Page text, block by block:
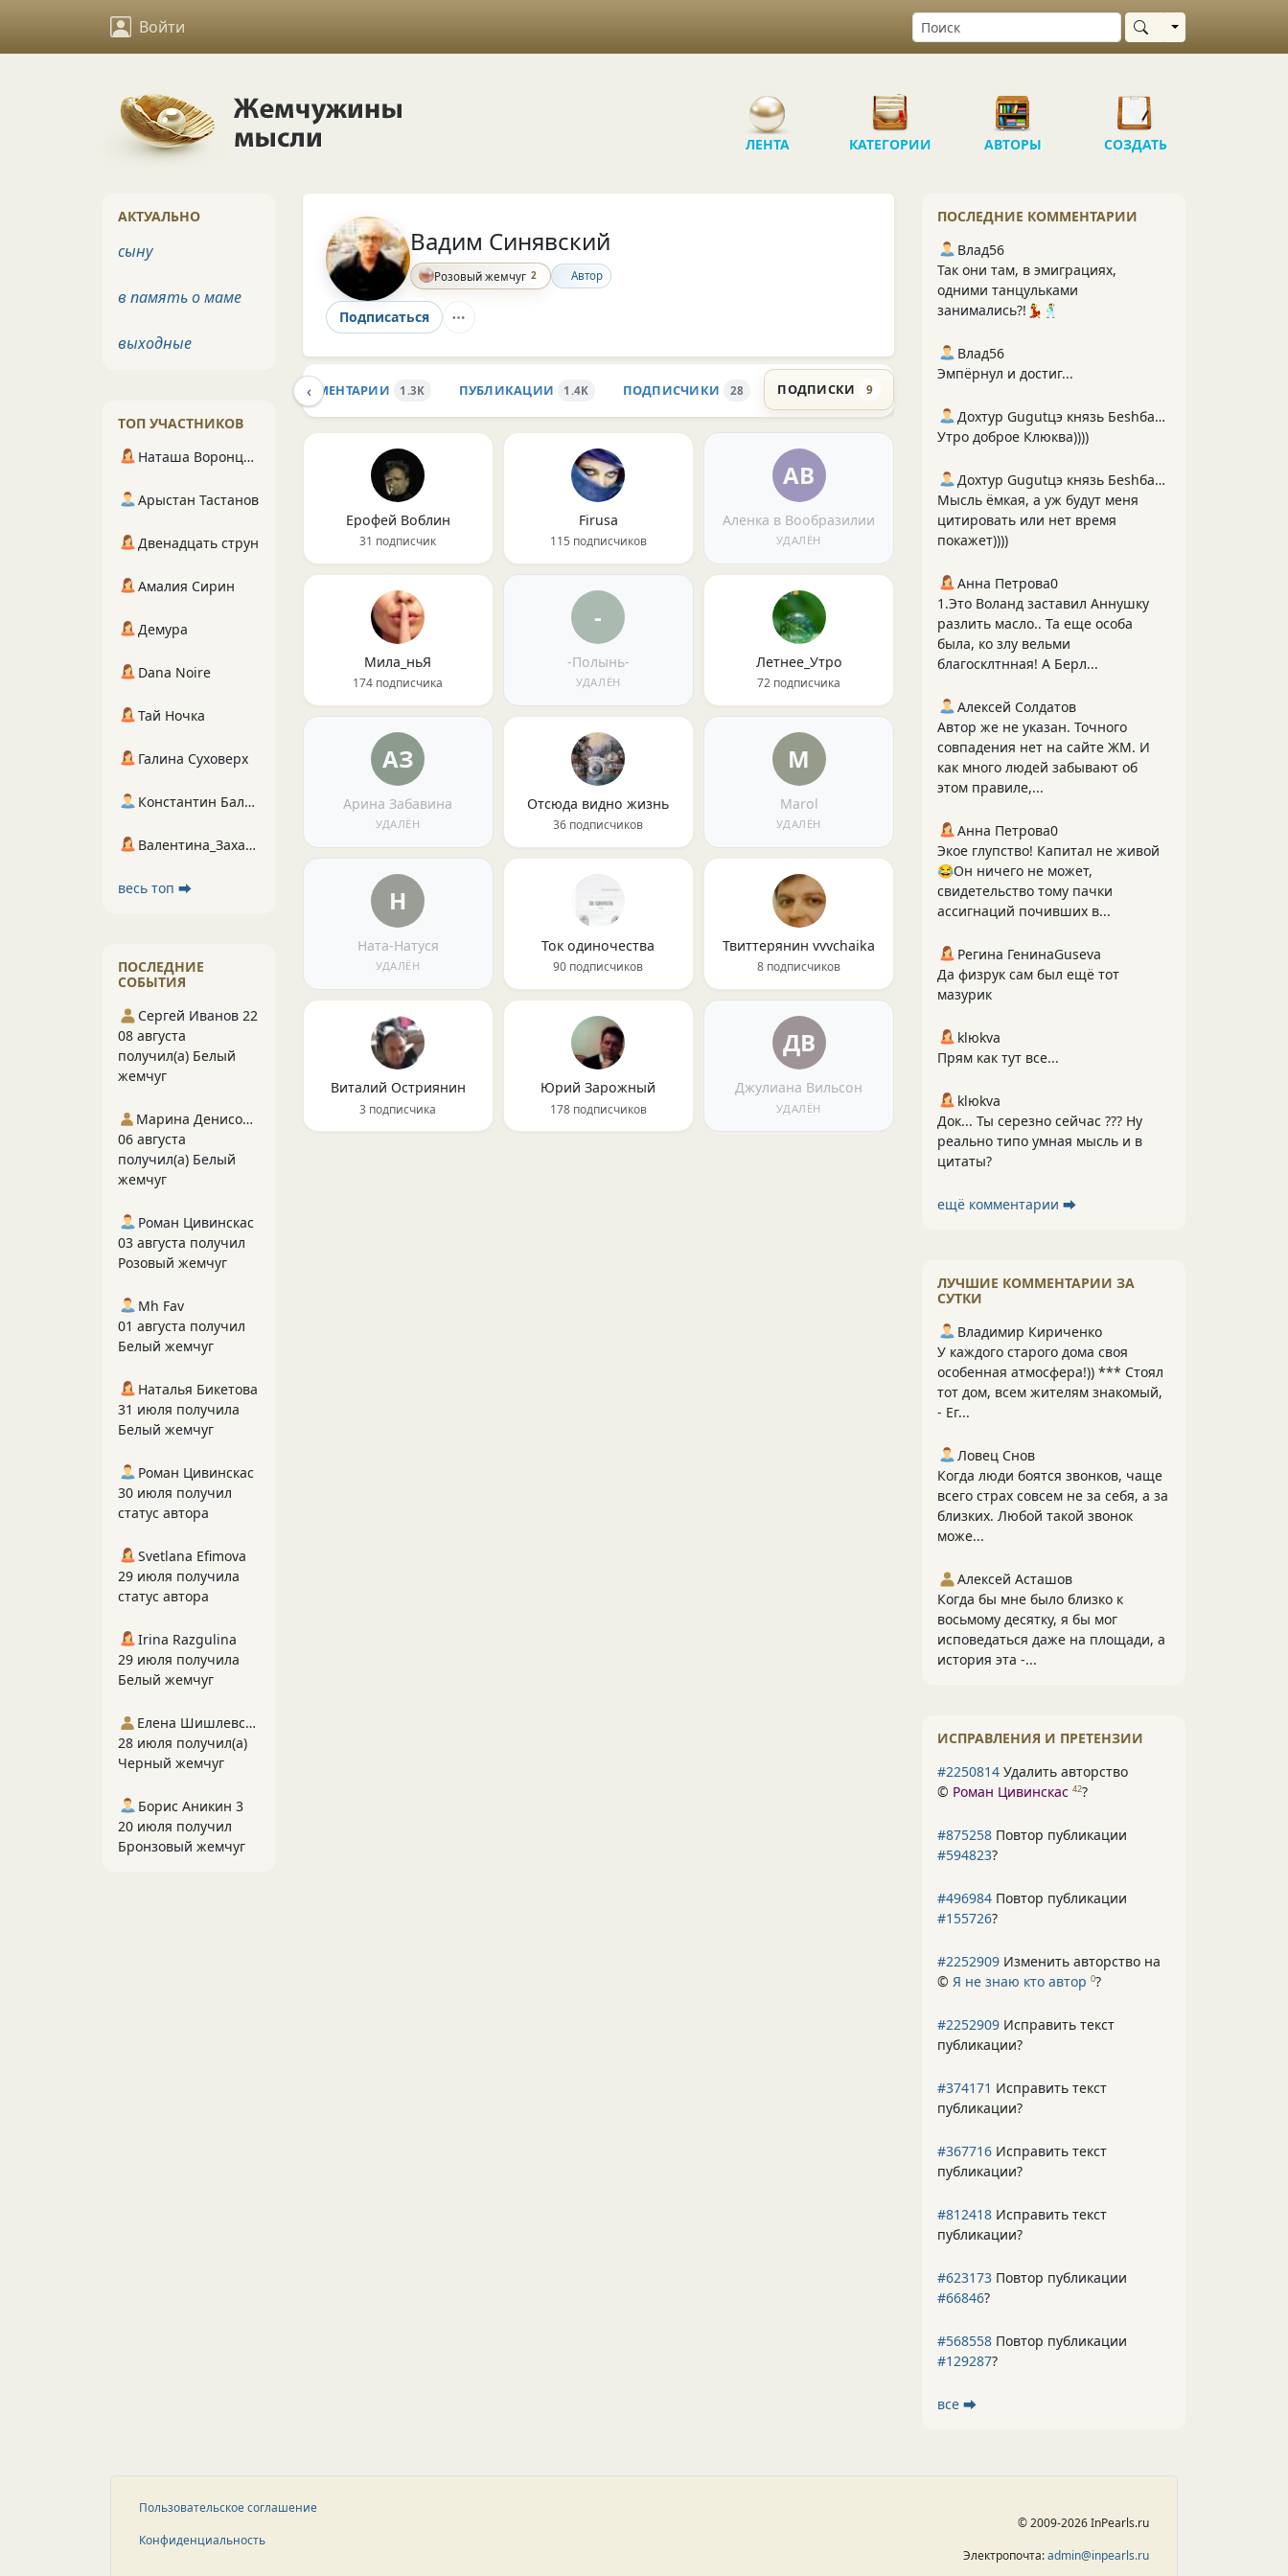
Войти Выбрать область
ЛЕНТА КАТЕГОРИИ АВТОРЫ СОЗДАТЬ
Вадим Синявский
Розовый жемчуг 2 Автор
Подписаться
КОММЕНТАРИИ 1.3K ПУБЛИКАЦИИ 1.4K ПОДПИСЧИКИ 28 ПОДПИСКИ 9
‹
Ерофей Воблин
31 подписчик
Firusa
115 подписчиков
АВ
Аленка в Вообразилии
УДАЛЁН
Мила_ньЯ
174 подписчика
-
-Полынь-
УДАЛЁН
Летнее_Утро
72 подписчика
АЗ
Арина Забавина
УДАЛЁН
Отсюда видно жизнь
36 подписчиков
М
Маrol
УДАЛЁН
Н
Ната-Натуся
УДАЛЁН
Ток одиночества
90 подписчиков
Твиттерянин vvvchaika
8 подписчиков
Виталий Остриянин
3 подписчика
Юрий Зарожный
178 подписчиков
ДВ
Джулиана Вильсон
УДАЛЁН
ПОСЛЕДНИЕ КОММЕНТАРИИ
Влад56
Так они там, в эмиграциях,
одними танцульками
занимались?!💃🕺
Влад56
Эмпёрнул и достиг...
Дохтур Gugutцэ князь Беshбармакоff
Утро доброе Клюква))))
Дохтур Gugutцэ князь Беshбармакоff
Мысль ёмкая, а уж будут меня
цитировать или нет время
покажет))))
Анна Петрова0
1.Это Воланд заставил Аннушку
разлить масло.. Та еще особа
была, ко злу вельми
благосклтнная! А Берл...
Алексей Солдатов
Автор же не указан. Точного
совпадения нет на сайте ЖМ. И
как много людей забывают об
этом правиле,...
Анна Петрова0
Экое глупство! Капитал не живой
😂Он ничего не может,
свидетельство тому пачки
ассигнаций почивших в...
Регина ГенинаGuseva
Да физрук сам был ещё тот
мазурик
klюkva
Прям как тут все...
klюkva
Док... Ты серезно сейчас ??? Ну
реально типо умная мысль и в
цитаты?
ещё комментарии ⮕
ЛУЧШИЕ КОММЕНТАРИИ ЗА
СУТКИ
Владимир Кириченко
У каждого старого дома своя
особенная атмосфера!)) *** Стоял
тот дом, всем жителям знакомый,
- Ег...
Ловец Снов
Когда люди боятся звонков, чаще
всего страх совсем не за себя, а за
близких. Любой такой звонок
може...
Алексей Асташов
Когда бы мне было близко к
восьмому десятку, я бы мог
исповедаться даже на площади, а
история эта -...
ИСПРАВЛЕНИЯ И ПРЕТЕНЗИИ
#2250814 Удалить авторство
© Роман Цивинскас 42?
#875258 Повтор публикации
#594823?
#496984 Повтор публикации
#155726?
#2252909 Изменить авторство на
© Я не знаю кто автор 0?
#2252909 Исправить текст
публикации?
#374171 Исправить текст
публикации?
#367716 Исправить текст
публикации?
#812418 Исправить текст
публикации?
#623173 Повтор публикации
#66846?
#568558 Повтор публикации
#129287?
все ⮕
АКТУАЛЬНО
сыну
в память о маме
выходные
ТОП УЧАСТНИКОВ
Наташа Воронцова
Арыстан Тастанов
Двенадцать струн
Амалия Сирин
Демура
Dana Noire
Тай Ночка
Галина Суховерх
Константин Балухта
Валентина_Захарова
весь топ ⮕
ПОСЛЕДНИЕ
СОБЫТИЯ
Сергей Иванов 22
08 августа
получил(а) Белый
жемчуг
Марина Денисова 5
06 августа
получил(а) Белый
жемчуг
Роман Цивинскас
03 августа получил
Розовый жемчуг
Mh Fav
01 августа получил
Белый жемчуг
Наталья Бикетова
31 июля получила
Белый жемчуг
Роман Цивинскас
30 июля получил
статус автора
Svetlana Efimova
29 июля получила
статус автора
Irina Razgulina
29 июля получила
Белый жемчуг
Елена Шишлевская
28 июля получил(а)
Черный жемчуг
Борис Аникин 3
20 июля получил
Бронзовый жемчуг
Пользовательское соглашение
Конфиденциальность
© 2009-2026 InPearls.ru
Электропочта:admin@inpearls.ru